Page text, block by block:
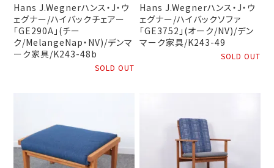
Hans J.Wegnerハンス・J・ウ
ェグナー/ハイバックチェアー
「GE290A」(チー
ク/MelangeNap・NV)/デンマ
ーク家具/K243-48b
SOLD OUT
Hans J.Wegnerハンス・J・ウ
ェグナー/ハイバックソファ
「GE3752」(オーク/NV)/デン
マーク家具/K243-49
SOLD OUT